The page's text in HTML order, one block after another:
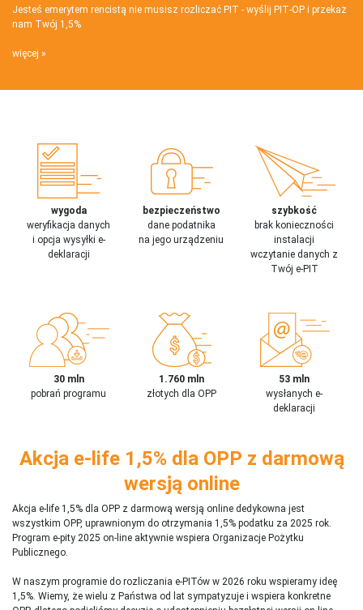
Jesteś emerytem rencistą nie musisz rozliczać PIT - wyślij PIT‑OP i przekaż
nam Twój 1,5%
więcej
wygoda
weryfikacja danych
i opcja wysyłki e-
deklaracji
bezpieczeństwo
dane podatnika
na jego urządzeniu
szybkość
brak konieczności
instalacji
wczytanie danych z
Twój e-PIT
30 mln
pobrań programu
1.760 mln
złotych dla OPP
53 mln
wysłanych e-
deklaracji
Akcja e-life 1,5% dla OPP z darmową
wersją online
Akcja e-life 1,5% dla OPP z darmową wersją online dedykowna jest
wszystkim OPP, uprawnionym do otrzymania 1,5% podatku za 2025 rok.
Program e-pity 2025 on-line aktywnie wspiera Organizacje Pożytku
Publicznego.
W naszym programie do rozliczania e-PITów w 2026 roku wspieramy ideę
1,5%. Wiemy, że wielu z Państwa od lat sympatyzuje i wspiera konkretne